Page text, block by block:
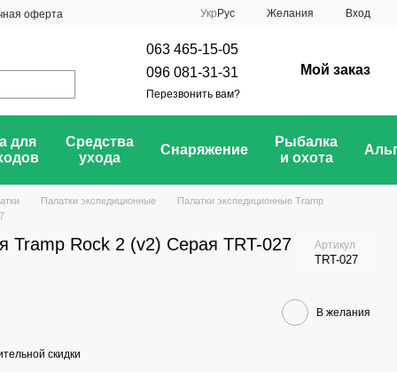
оферта
Укр Рус Желания Вход
063 465-15-05
096 081-31-31
Перезвонить вам?
Мой заказ
для
Средства
ухода
Снаряжение
Рыбалка
и охота
Палатки экспедиционные
Палатки экспедиционные Tramp
Tramp Rock 2 (v2) Серая TRT-027 Артикул
TRT-027
В желания
скидки